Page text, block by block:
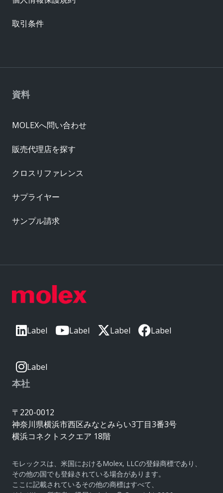
Label Label Label Label
Label
本社
〒220-0012
神奈川県横浜市西区みなとみらい3丁目3番3号
横浜コネクトスクエア 18階
モレックスは、米国におけるMolex, LLCの登録商標であり、
その他の国でも登録されている場合があります。
ここに記載されているその他の商標はすべて、
資料
MOLEXへ問い合わせ
販売代理店を探す
クロスリファレンス
サプライヤー
サンプル請求
取引条件